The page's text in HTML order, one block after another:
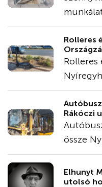
Rolleres
Rákóczi
össze
Elhunyt
utolsó